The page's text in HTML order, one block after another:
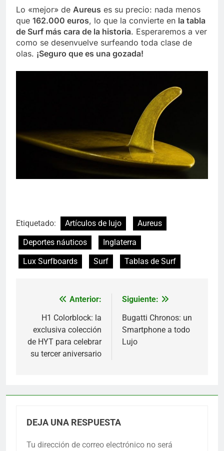
Lo «mejor» de Aureus es su precio: nada menos
que 162.000 euros, lo que la convierte en la tabla
de Surf más cara de la historia. Esperaremos a ver
como se desenvuelve surfeando toda clase de
olas. ¡Seguro que es una gozada!
Etiquetado: Artículos de lujo
Aureus
Deportes náuticos
Inglaterra
Lux Surfboards
Surf Tablas de Surf
Navegación
entradas
Anterior:
H1 Colorblock: la
exclusiva colección
de HYT para celebrar
su tercer aniversario
Siguiente:
Bugatti Chronos: un
Smartphone a todo
Lujo
DEJA UNA RESPUESTA
Tu dirección de correo electrónico no será